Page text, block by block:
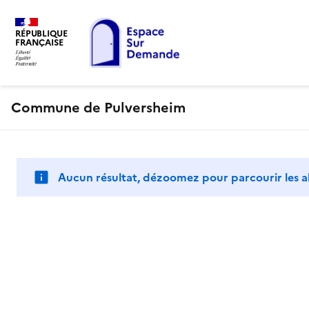
RÉPUBLIQUE
FRANÇAISE
Commune de Pulversheim
Aucun résultat, dézoomez pour parcourir les